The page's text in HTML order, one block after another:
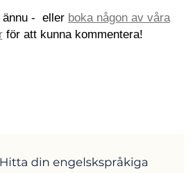
- eller boka någon av våra
för att kunna kommentera!